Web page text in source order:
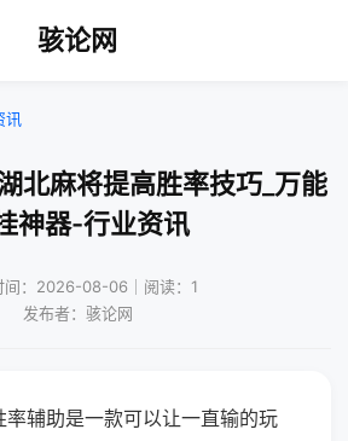
骇论网
讯
北麻将提高胜率技巧_万能
神器-行业资讯
间：2026-08-06｜阅读：1
发布者：骇论网
辅助是一款可以让一直输的玩